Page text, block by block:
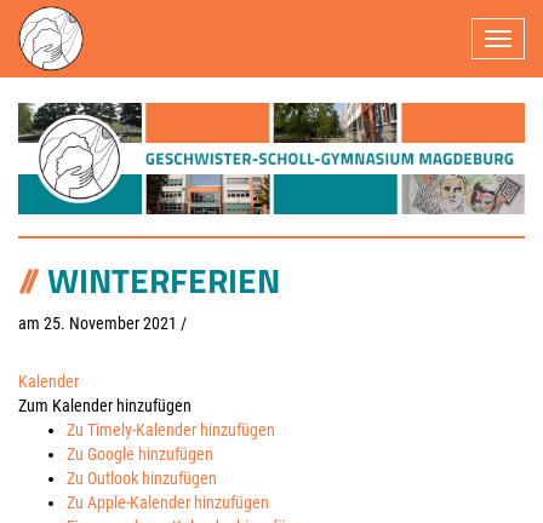
WINTERFERIEN
am 25. November 2021 /
Kalender
Zum Kalender hinzufügen
Zu Timely-Kalender hinzufügen
Zu Google hinzufügen
Zu Outlook hinzufügen
Zu Apple-Kalender hinzufügen